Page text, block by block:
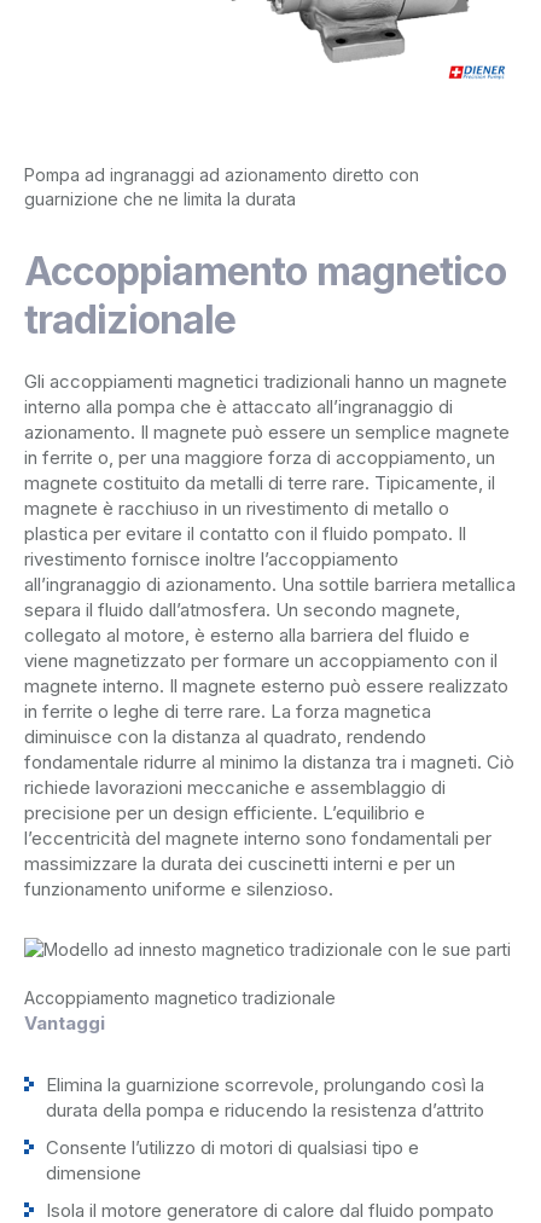
Pompa ad ingranaggi ad azionamento diretto con
guarnizione che ne limita la durata
Accoppiamento magnetico
tradizionale
Gli accoppiamenti magnetici tradizionali hanno un magnete
interno alla pompa che è attaccato all’ingranaggio di
azionamento. Il magnete può essere un semplice magnete
in ferrite o, per una maggiore forza di accoppiamento, un
magnete costituito da metalli di terre rare. Tipicamente, il
magnete è racchiuso in un rivestimento di metallo o
plastica per evitare il contatto con il fluido pompato. Il
rivestimento fornisce inoltre l’accoppiamento
all’ingranaggio di azionamento. Una sottile barriera metallica
separa il fluido dall’atmosfera. Un secondo magnete,
collegato al motore, è esterno alla barriera del fluido e
viene magnetizzato per formare un accoppiamento con il
magnete interno. Il magnete esterno può essere realizzato
in ferrite o leghe di terre rare. La forza magnetica
diminuisce con la distanza al quadrato, rendendo
fondamentale ridurre al minimo la distanza tra i magneti. Ciò
richiede lavorazioni meccaniche e assemblaggio di
precisione per un design efficiente. L’equilibrio e
l’eccentricità del magnete interno sono fondamentali per
massimizzare la durata dei cuscinetti interni e per un
funzionamento uniforme e silenzioso.
Accoppiamento magnetico tradizionale
Vantaggi
Elimina la guarnizione scorrevole, prolungando così la
durata della pompa e riducendo la resistenza d’attrito
Consente l’utilizzo di motori di qualsiasi tipo e
dimensione
Isola il motore generatore di calore dal fluido pompato